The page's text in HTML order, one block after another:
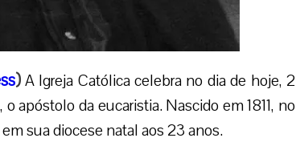
)A Igreja Católica celebra no dia de hoje, 2
apóstolo da eucaristia. Nascido em 1811, no
sua diocese natal aos 23 anos.